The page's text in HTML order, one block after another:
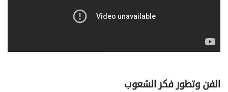
الفن وتطور فكر الشعوب